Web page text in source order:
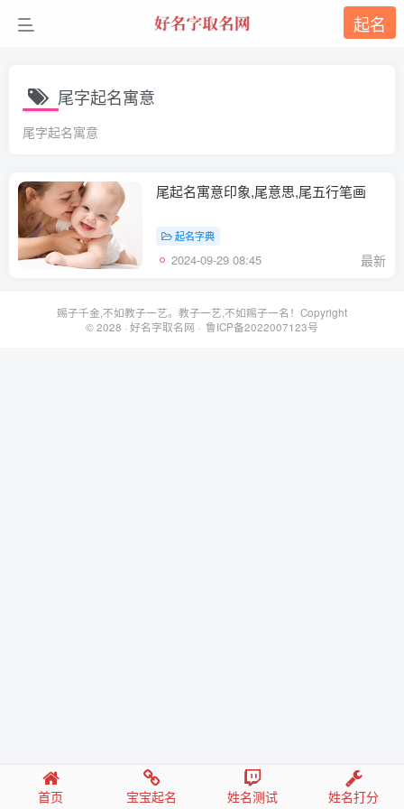
起名
尾字起名寓意
尾字起名寓意
尾起名寓意印象,尾意思,尾五行笔画
起名字典
2024-09-29 08:45 最新
赐子千金,不如教子一艺。教子一艺,不如赐子一名！Copyright
© 2028 · 好名字取名网 · 鲁ICP备2022007123号
首页 宝宝起名 姓名测试 姓名打分